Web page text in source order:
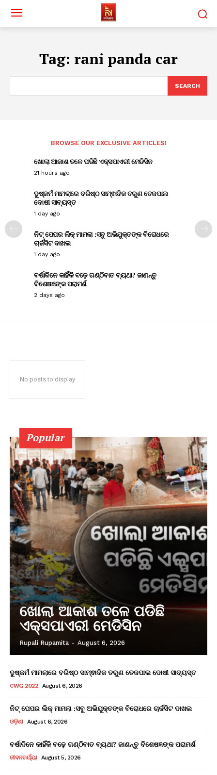
Tag: rani panda car
SEARCH
BROWSE OUR EXCLUSIVE ARTICLES!
ଖୋଲା ଆକାଶ ତଳେ ପଡିଛି ଏକ୍ସପାଏରୀ ମେଡିସିନ
21 hours ago
ଦୁଷ୍କର୍ମ ମାମଲାରେ ବରିଷ୍ଠ ସାମ୍ଵାଦିକ ତରୁଣ ତେଜପାଲ
ଦୋଷୀ ସାବ୍ୟସ୍ତ
1 day ago
ନିଟ୍ ପେପର ଲିକ୍ ମାମଲା :ସବୁ ଅଭିଯୁକ୍ତଙ୍କ ବିରୋଧରେ
ଚାର୍ଜସିଟ ଦାଖଲ
1 day ago
ବର୍ଷାଦିନେ କାହିଁକି ବଢ଼େ ଗଣ୍ଠିବାତ ବ୍ୟଥା? ଜାଣନ୍ତୁ
ବିଶେଷଜ୍ଞଙ୍କ ପରାମର୍ଶ
2 days ago
No posts to display
Popular
ଖୋଲା ଆକାଶ ତଳେ ପଡିଛି
ଏକ୍ସପାଏରୀ ମେଡିସିନ
Rupali Rupamita - August 6, 2026
ଦୁଷ୍କର୍ମ ମାମଲାରେ ବରିଷ୍ଠ ସାମ୍ଵାଦିକ ତରୁଣ ତେଜପାଲ ଦୋଷୀ ସାବ୍ୟସ୍ତ
CWG 2022 August 6, 2026
ନିଟ୍ ପେପର ଲିକ୍ ମାମଲା :ସବୁ ଅଭିଯୁକ୍ତଙ୍କ ବିରୋଧରେ ଚାର୍ଜସିଟ ଦାଖଲ
ଓଡ଼ିଶା August 6, 2026
ବର୍ଷାଦିନେ କାହିଁକି ବଢ଼େ ଗଣ୍ଠିବାତ ବ୍ୟଥା? ଜାଣନ୍ତୁ ବିଶେଷଜ୍ଞଙ୍କ ପରାମର୍ଶ
ଜୀବନଚର୍ଯ୍ୟା August 5, 2026